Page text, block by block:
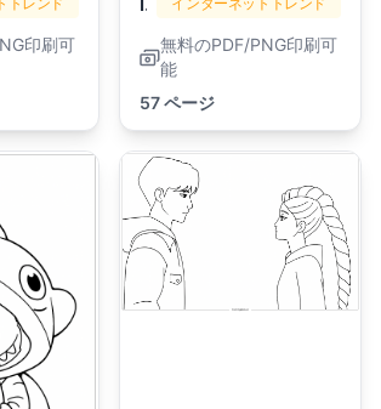
印刷可
無料のPDF/PNG印刷可
能
57 ページ